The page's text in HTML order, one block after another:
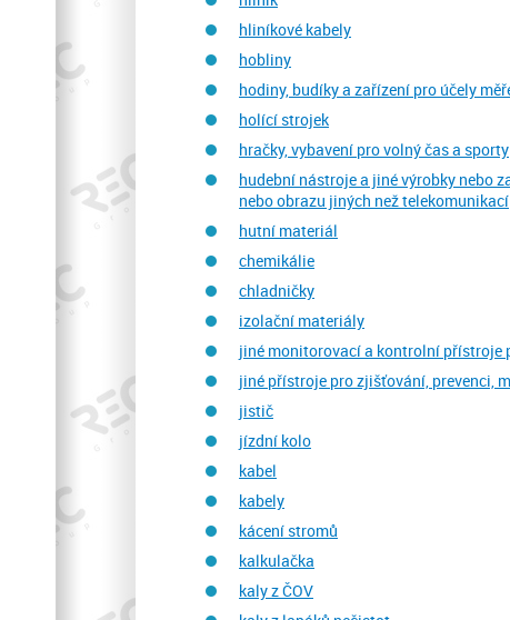
hliníkové kabely
hobliny
hodiny, budíky a zařízení pro účely
holící strojek
hračky, vybavení pro volný čas a sporty
hudební nástroje a jiné výrobky nebo
nebo obrazu jiných než telekomunikací
hutní materiál
chemikálie
chladničky
izolační materiály
jiné monitorovací a kontrolní přístroje
jiné přístroje pro zjišťování, prevenci,
jistič
jízdní kolo
kabel
kabely
kácení stromů
kalkulačka
kaly z ČOV